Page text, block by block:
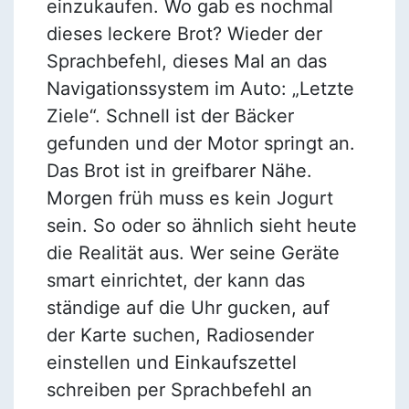
einzukaufen. Wo gab es nochmal
dieses leckere Brot? Wieder der
Sprachbefehl, dieses Mal an das
Navigationssystem im Auto: „Letzte
Ziele“. Schnell ist der Bäcker
gefunden und der Motor springt an.
Das Brot ist in greifbarer Nähe.
Morgen früh muss es kein Jogurt
sein. So oder so ähnlich sieht heute
die Realität aus. Wer seine Geräte
smart einrichtet, der kann das
ständige auf die Uhr gucken, auf
der Karte suchen, Radiosender
einstellen und Einkaufszettel
schreiben per Sprachbefehl an